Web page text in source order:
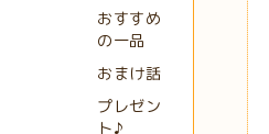
おすすめ
の一品
おまけ話
プレゼン
ト♪